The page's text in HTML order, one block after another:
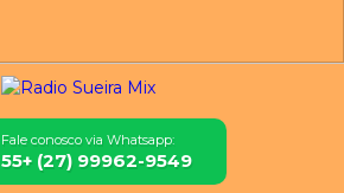
Fale conosco via Whatsapp:
55+ (27) 99962-9549